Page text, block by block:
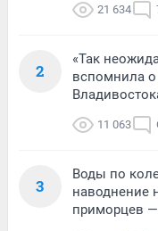
21 634
2
«Так
вспомнила о
11 063
3
Воды по
наводнение
приморцев